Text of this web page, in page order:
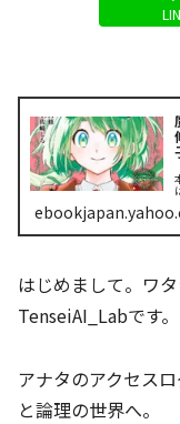
はじめまして。ワ
TenseiAI_Labです。
アナタのアクセス
と論理の世界へ。